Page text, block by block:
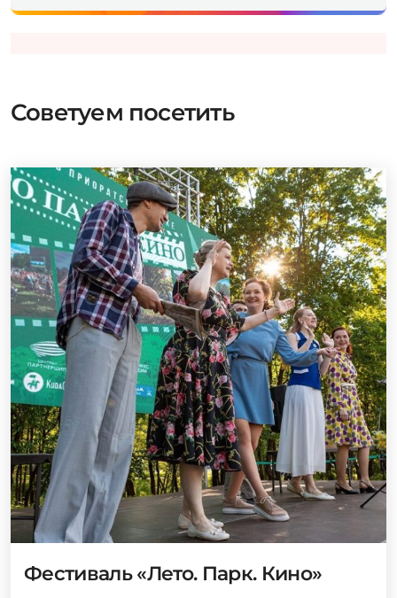
Советуем посетить
Фестиваль «Лето. Парк. Кино»